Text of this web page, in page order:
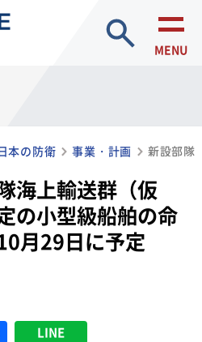
site search
MENU
本の防衛 事業・計画
海上輸送群（仮
の小型級船舶の命
月29日に予定
LINE